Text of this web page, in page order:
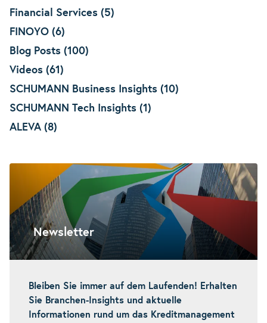
Financial Services (5)
FINOYO (6)
Blog Posts (100)
Videos (61)
SCHUMANN Business Insights (10)
SCHUMANN Tech Insights (1)
ALEVA (8)
Newsletter
Bleiben Sie immer auf dem Laufenden! Erhalten
Sie Branchen-Insights und aktuelle
Informationen rund um das Kreditmanagement